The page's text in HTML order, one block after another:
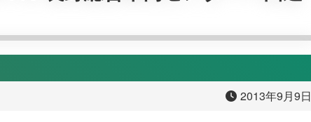
2013年9月9日